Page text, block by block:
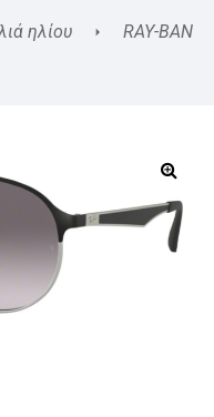
ηλίου
RAY-BAN